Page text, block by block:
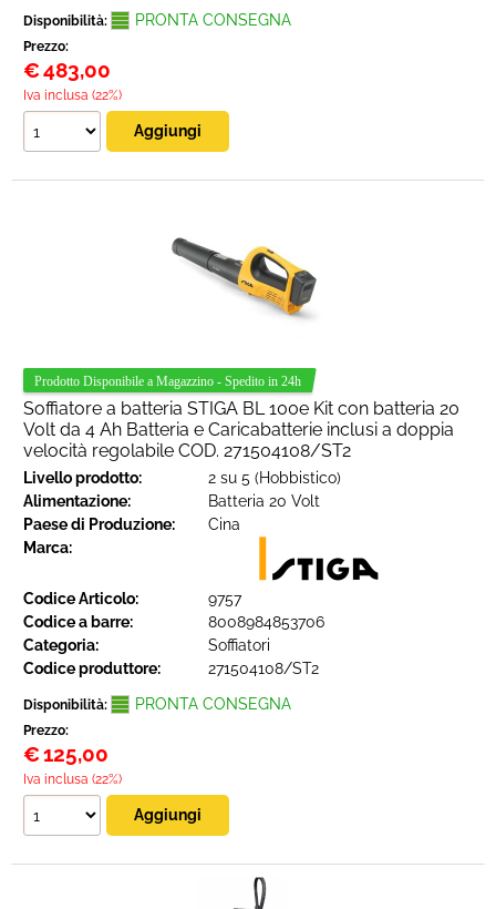
Disponibilità: PRONTA CONSEGNA
Prezzo:
€483,00
Iva inclusa (22%)
Soffiatore a batteria STIGA BL 100e Kit con batteria 20
Volt da 4 Ah Batteria e Caricabatterie inclusi a doppia
velocità regolabile COD. 271504108/ST2
Livello prodotto:
2 su 5 (Hobbistico)
Alimentazione:
Batteria 20 Volt
Paese di Produzione:
Cina
Marca:
Codice Articolo:
9757
Codice a barre:
8008984853706
Categoria:
Soffiatori
Codice produttore:
271504108/ST2
Disponibilità: PRONTA CONSEGNA
Prezzo:
€125,00
Iva inclusa (22%)